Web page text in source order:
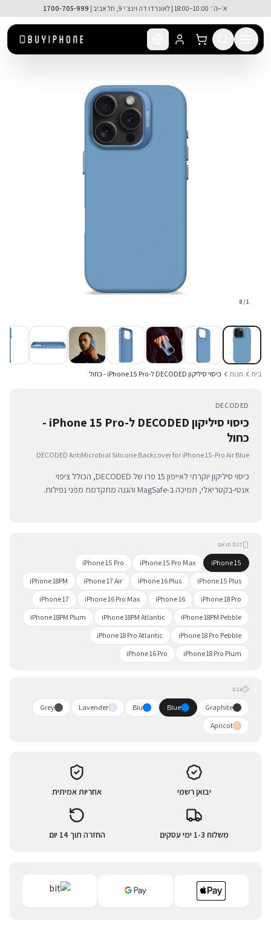
דלג לתוכן הראשי 🚚 משלוח מהיר חינם מעל ₪300
1
/
8
בית חנות כיסוי סיליקון DECODED ל-iPhone 15 Pro - כחול
DECODED
כיסוי סיליקון DECODED ל-iPhone 15 Pro -
כחול
DECODED AntiMicrobial Silicone Backcover for iPhone 15-Pro Air Blue
כיסוי סיליקון יוקרתי לאייפון 15 פרו של DECODED, הכולל ציפוי
אנטי-בקטריאלי, תמיכה ב-MagSafe והגנה מתקדמת מפני נפילות.
דגם תואם
iPhone 15
iPhone 15 Pro Max
iPhone 15 Pro
iPhone 15 Plus
iPhone 16 Plus
iPhone 17 Air
iPhone 18PM
iPhone 18 Pro
iPhone 16
iPhone 16 Pro Max
iPhone 17
iPhone 18PM Pebble
iPhone 18PM Atlantic
iPhone 18PM Plum
iPhone 18 Pro Pebble
iPhone 18 Pro Atlantic
iPhone 18 Pro Plum
iPhone 16 Pro
צבע
Graphite
Blue
Blu
Lavender
Grey
Apricot
יבואן רשמי אחריות אמיתית
משלוח 1-3 ימי עסקים החזרה תוך 14 יום